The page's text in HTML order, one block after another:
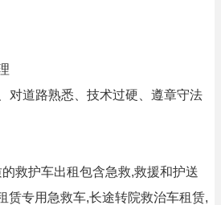
对道路熟悉、技术过硬、遵章守法
救护车出租包含急救,救援和护送
赁专用急救车,长途转院救治车租赁,